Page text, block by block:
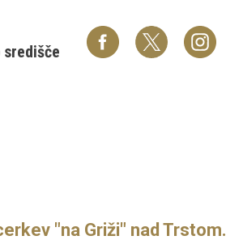
"na Griži" nad Trstom.